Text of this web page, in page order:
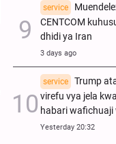
service
CENTCOM
dhidi ya Iran
3 days ago
service
Trump
virefu vya jela
habari
Yesterday 20:32